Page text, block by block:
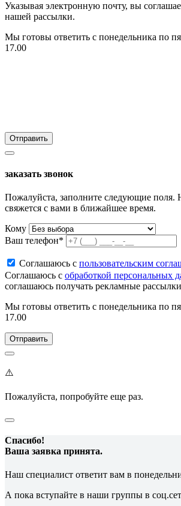
Указывая электронную почту, вы
нашей рассылки.
Мы готовы ответить с понедельника по
17.00
заказать звонок
Пожалуйста, заполните следующие поля.
свяжется с вами в ближайшее время.
Кому
Ваш телефон*
Соглашаюсь c пользовательским
Соглашаюсь c обработкой персональных
соглашаюсь получать рекламные рассылки
Мы готовы ответить с понедельника по
17.00
⚠️
Пожалуйста, попробуйте еще раз.
Спасибо!
Ваша заявка принята.
Наш специалист ответит вам в
А пока вступайте в наши группы в